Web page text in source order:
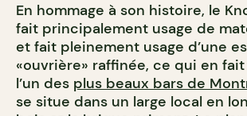
En hommage à son histoire, le
fait principalement usage de
et fait pleinement usage d’une
«ouvrière» raffinée, ce qui en
l’un des plus beaux bars de
se situe dans un large local en